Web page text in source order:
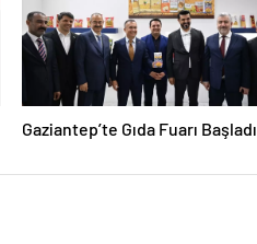
Gaziantep’te Gıda Fuarı Başladı